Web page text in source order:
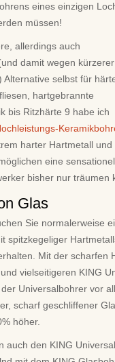
eines einzigen
müssen!
allerdings auch
damit wegen kürzerer
Alternative selbst für
hartgebrannte
bis Ritzhärte 9 habe ich
harter Hartmetall und
eine
bisher nur träumen
Glas
Sie normalerweise
spitzkegeliger
Mit der scharfen
vielseitigeren KING
Universalbohrer vor
scharf geschliffener
höher.
auch den KING